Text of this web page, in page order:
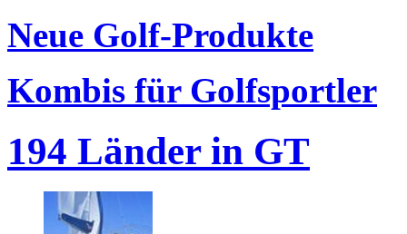
Neue Golf-Produkte
Kombis für Golfsportler
194 Länder in GT